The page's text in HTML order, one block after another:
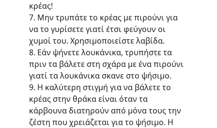
κρέας!
7. Μην τρυπάτε το κρέας με πιρούνι για
να το γυρίσετε γιατί έτσι φεύγουν οι
χυμοί του. Χρησιμοποιείστε λαβίδα.
8. Εάν ψήνετε λουκάνικα, τρυπήστε τα
πριν τα βάλετε στη σχάρα με ένα πιρούνι
γιατί τα λουκάνικα σκανε στο ψήσιμο.
9. Η καλύτερη στιγμή για να βάλετε το
κρέας στην θράκα είναι όταν τα
κάρβουνα διατηρούν από μόνα τους την
ζέστη που χρειάζεται για το ψήσιμο. Η